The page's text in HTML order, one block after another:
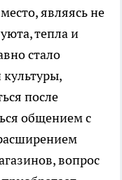
являясь не
тепла и
стало
после
общением с
вопрос